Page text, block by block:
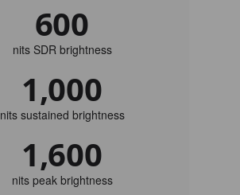
600
nits SDR brightness
1,000
nits sustained brightness
1,600
nits peak brightness